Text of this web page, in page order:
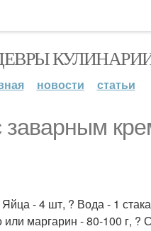
новости статьи
заварным
- 4 шт, ? Вода - 1
маргарин - 80-100 г, ?